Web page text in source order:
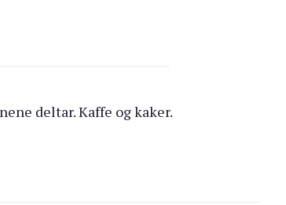
deltar. Kaffe og kaker.